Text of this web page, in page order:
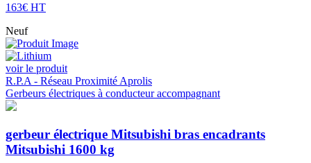
163€ HT
Neuf
voir le produit
R.P.A - Réseau Proximité Aprolis
Gerbeurs électriques à conducteur accompagnant
gerbeur électrique Mitsubishi bras encadrants
Mitsubishi 1600 kg